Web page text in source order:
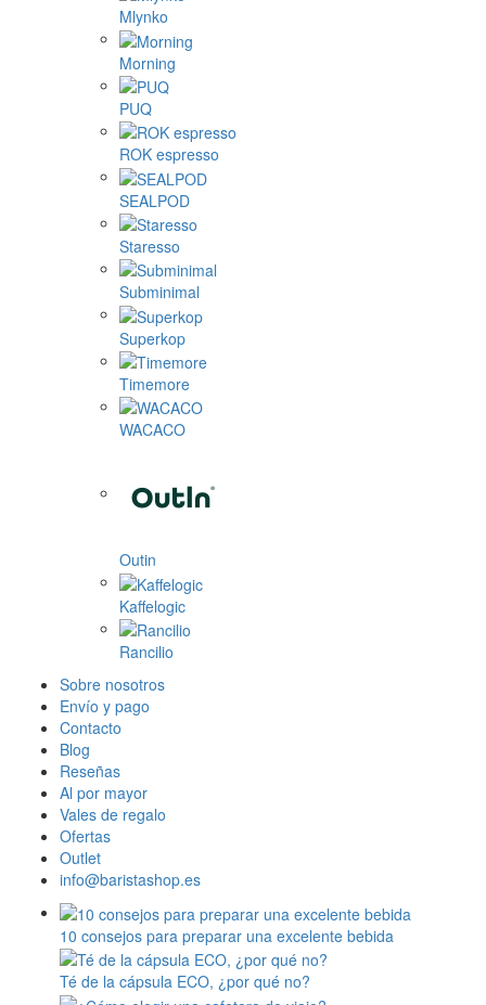
Mlynko
Morning
PUQ
ROK espresso
SEALPOD
Staresso
Subminimal
Superkop
Timemore
WACACO
Outin
Kaffelogic
Rancilio
Sobre nosotros
Envío y pago
Contacto
Blog
Reseñas
Al por mayor
Vales de regalo
Ofertas
Outlet
info@baristashop.es
10 consejos para preparar una excelente bebida
Té de la cápsula ECO, ¿por qué no?